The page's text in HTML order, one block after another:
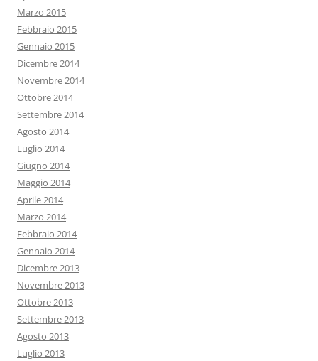
Marzo 2015
Febbraio 2015
Gennaio 2015
Dicembre 2014
Novembre 2014
Ottobre 2014
Settembre 2014
Agosto 2014
Luglio 2014
Giugno 2014
Maggio 2014
Aprile 2014
Marzo 2014
Febbraio 2014
Gennaio 2014
Dicembre 2013
Novembre 2013
Ottobre 2013
Settembre 2013
Agosto 2013
Luglio 2013